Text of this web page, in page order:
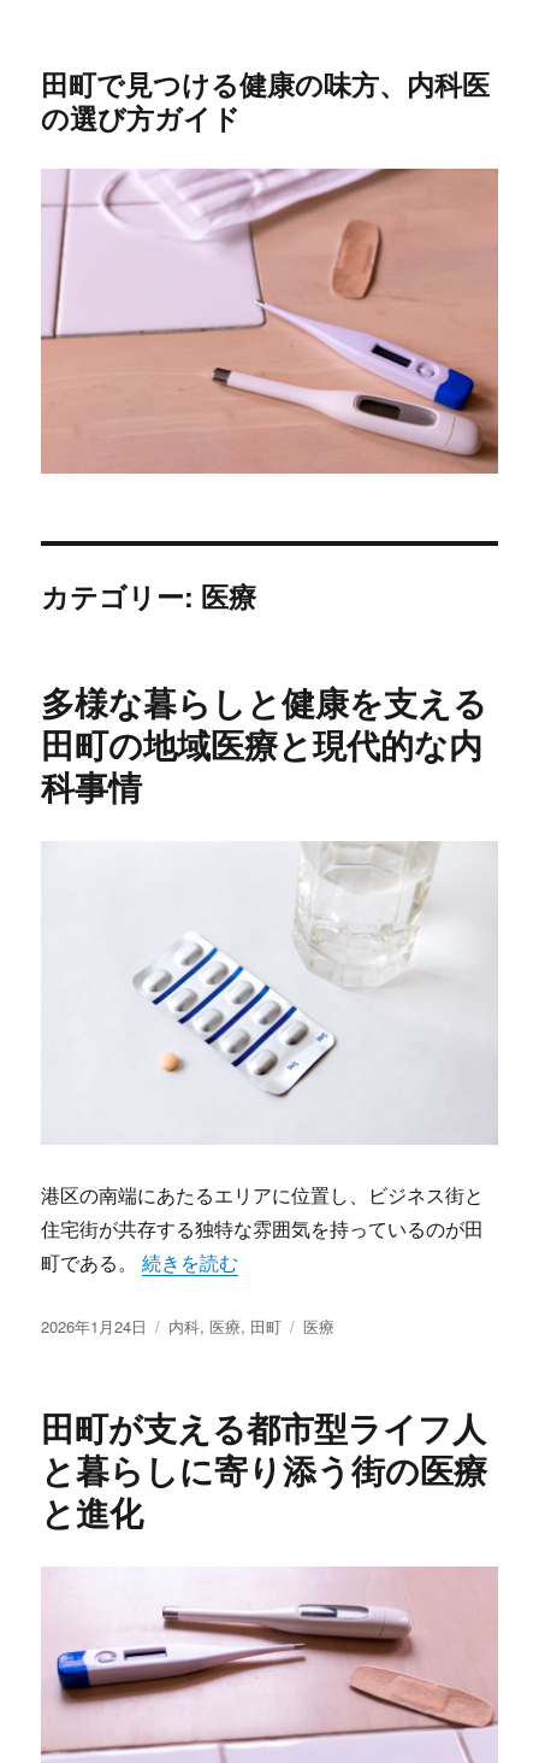
田町で見つける健康の味方、内科医
の選び方ガイド
カテゴリー: 医療
多様な暮らしと健康を支える
田町の地域医療と現代的な内
科事情
港区の南端にあたるエリアに位置し、ビジネス街と
住宅街が共存する独特な雰囲気を持っているのが田
町である。“多様な暮らしと健康を支える田町の地域医
続きを読む
投
2026年1月24日
カ
ー
内科,医療, 田町
タ
医療
田町が支える都市型ライフ人
と暮らしに寄り添う街の医療
と進化